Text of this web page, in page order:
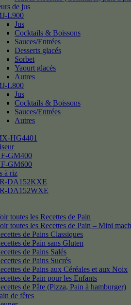
de jus
L900
Jus
Cocktails & Boissons
Sauces/Entrées
Desserts glacés
Sorbet
Yaourt glacés
Autres
L800
Jus
Cocktails & Boissons
Sauces/Entrées
Autres
HG4401
GM400
GM600
à riz
DA152KXE
DA152WXE
toutes les Recettes de Pain
toutes les Recettes de Pain – Mini
de Pains Classiques
de Pain sans Gluten
de Pains Salés
de Pains Sucrés
de Pains aux Céréales et aux Noix
de Pain pour les Enfants
de Pâte (Pizza, Pain à hamburger)
de fêtes